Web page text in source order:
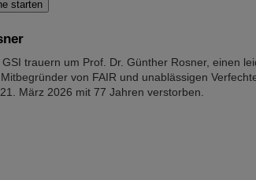
GSI trauern um Prof. Dr. Günther Rosner, einen
von FAIR und unablässigen
März 2026 mit 77 Jahren verstorben.